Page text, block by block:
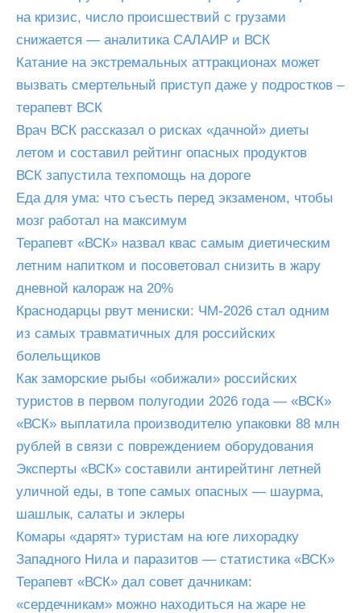
на кризис, число происшествий с грузами
снижается — аналитика САЛАИР и ВСК
Катание на экстремальных аттракционах может
вызвать смертельный приступ даже у подростков –
терапевт ВСК
Врач ВСК рассказал о рисках «дачной» диеты
летом и составил рейтинг опасных продуктов
ВСК запустила техпомощь на дороге
Еда для ума: что съесть перед экзаменом, чтобы
мозг работал на максимум
Терапевт «ВСК» назвал квас самым диетическим
летним напитком и посоветовал снизить в жару
дневной калораж на 20%
Краснодарцы рвут мениски: ЧМ-2026 стал одним
из самых травматичных для российских
болельщиков
Как заморские рыбы «обижали» российских
туристов в первом полугодии 2026 года — «ВСК»
«ВСК» выплатила производителю упаковки 88 млн
рублей в связи с повреждением оборудования
Эксперты «ВСК» составили антирейтинг летней
уличной еды, в топе самых опасных — шаурма,
шашлык, салаты и эклеры
Комары «дарят» туристам на юге лихорадку
Западного Нила и паразитов — статистика «ВСК»
Терапевт «ВСК» дал совет дачникам:
«сердечникам» можно находиться на жаре не